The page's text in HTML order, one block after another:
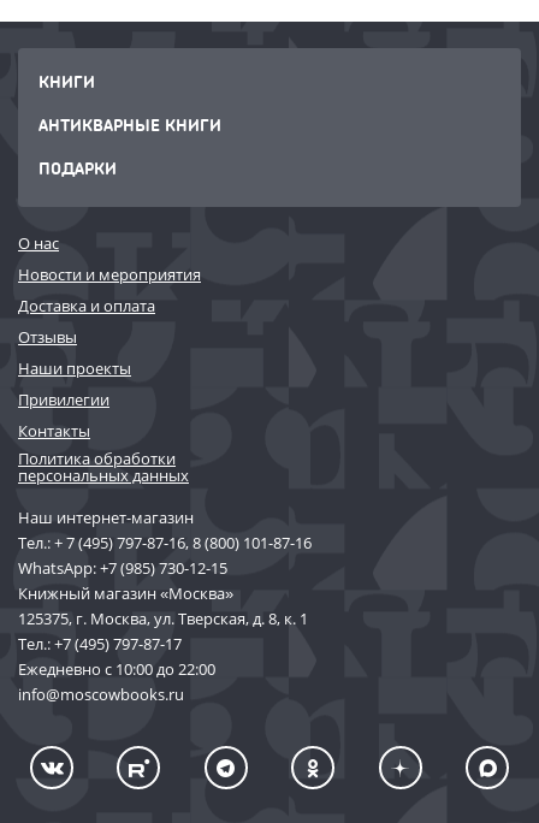
КНИГИ
АНТИКВАРНЫЕ КНИГИ
ПОДАРКИ
О нас
Новости и мероприятия
Доставка и оплата
Отзывы
Наши проекты
Привилегии
Контакты
Политика обработки
персональных данных
Наш интернет-магазин
Тел.:+ 7 (495) 797-87-16,8 (800) 101-87-16
WhatsApp:+7 (985) 730-12-15
Книжный магазин «Москва»
125375, г. Москва, ул. Тверская, д. 8, к. 1
Тел.:+7 (495) 797-87-17
Ежедневно с 10:00 до 22:00
info@moscowbooks.ru